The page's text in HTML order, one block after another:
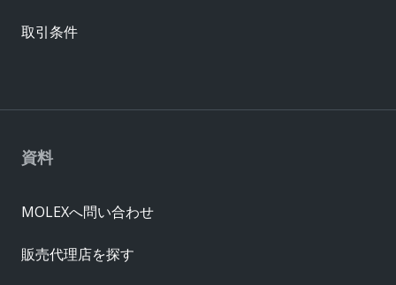
資料
MOLEXへ問い合わせ
販売代理店を探す
取引条件